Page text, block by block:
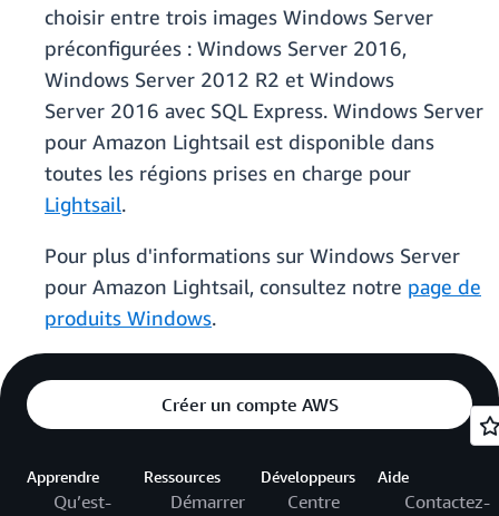
choisir entre trois images Windows Server
préconfigurées : Windows Server 2016,
Windows Server 2012 R2 et Windows
Server 2016 avec SQL Express. Windows Server
pour Amazon Lightsail est disponible dans
toutes les régions prises en charge pour
Lightsail.
Pour plus d'informations sur Windows Server
pour Amazon Lightsail, consultez notre page de
produits Windows.
Créer un compte AWS
Apprendre
Qu’est-
Ressources
Démarrer
Développeurs
Centre
Aide
Contactez-